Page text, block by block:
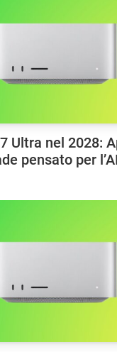
Ultra nel 2028:
pensato per